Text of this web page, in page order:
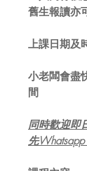
舊生報讀亦
上課日期及
小老闆會盡
間
同時歡迎即
先